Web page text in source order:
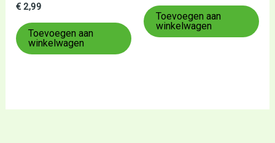
Gewaardeerd
uit
5
€ 2,99
Toevoegen aan
winkelwagen
uit
5
Toevoegen aan
winkelwagen